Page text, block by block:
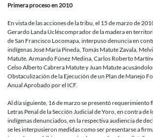
Primera proceso en 2010
En vista de las acciones de la tribu, el 15 de marzo de
Gerardo Landa Ucléscomprador de la madera en
de San Francisco Locomapa, interpuso denuncia en
indígenas José María Pineda, Tomás Matute Zavala,
Matute, Armando Fúnez Medina, Carlos Roberto
Celso Alberto Cabrera Matute y Juan Matute
Obstaculización de la Ejecución de un Plan de Manejo
Anual Aprobado por el ICF.
Al día siguiente, 16 de marzo se presentó requerimiento
Letras Penal de la Sección Judicial de Yoro, en contra de
indígenas denunciados, en la respectiva audiencia de
se les interpusieron medidas como ser presentarse a